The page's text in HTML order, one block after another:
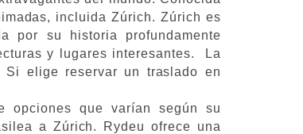
incluida Zúrich. Zúrich es
por su historia profundamente
y lugares interesantes. La
elige reservar un traslado en
opciones que varían según su
a Zúrich. Rydeu ofrece una